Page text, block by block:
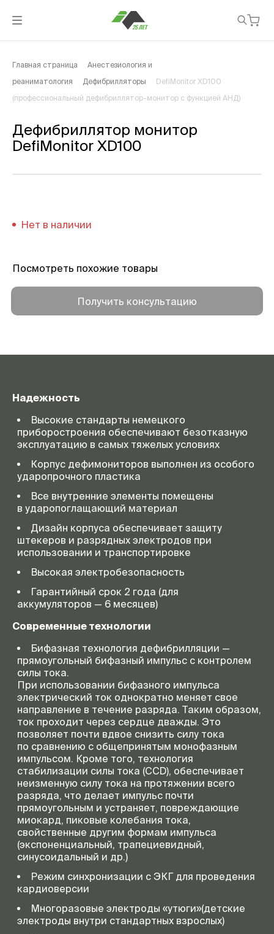
Главная страница Анестезиология и
реаниматология Дефибрилляторы DefiMonitor XD100
(професcиональный дефибриллятор-монитор с функцией АНД)
Дефибриллятор монитор
DefiMonitor XD100
Нет в наличии
Посмотреть похожие товары
Получить консультацию
Надежность
Высокие стандарты немецкого
приборостроения обеспечивают безотказную
эксплуатацию в самых тяжелых условиях
Корпус дефимониторов выполнен из особого
ударопрочного пластика
Все внутренние элементы помещены
в ударопоглащающий материал
Дизайн корпуса обеспечивает защиту
штекеров и разрядных электродов при
использовании и транспортировке
Высокая электробезопасность
Гарантийный срок 2 года (для
аккумуляторов — 6 месяцев)
Современные технологии
Бифазная технология дефибрилляции —
прямоугольный бифазный импульс с контролем
силы тока.
При использовании бифазного импульса
электрический ток однократно меняет свое
направление в течение разряда. Таким образом,
ток проходит через сердце дважды. Это
позволяет почти вдвое снизить силу тока
по сравнению с общепринятым монофазным
импульсом. Кроме того, технология
стабилизации силы тока (CCD), обеспечивает
неизменную силу тока на протяжении всего
разряда, что делает импульс почти
прямоугольным и устраняет, повреждающие
миокард, пиковые колебания тока,
свойственные другим формам импульса
(экспоненциальный, трапециевидный,
синусоидальный и др.)
Режим синхронизации с ЭКГ для проведения
кардиоверсии
Многоразовые электроды «утюги»(детские
электроды внутри стандартных взрослых)